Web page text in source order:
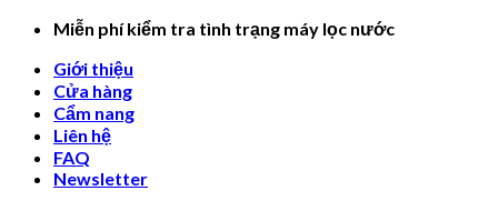
Skip
content
Miễn phí kiểm tra tình trạng máy lọc nước
Giới thiệu
Cửa hàng
Cẩm nang
Liên hệ
FAQ
Newsletter